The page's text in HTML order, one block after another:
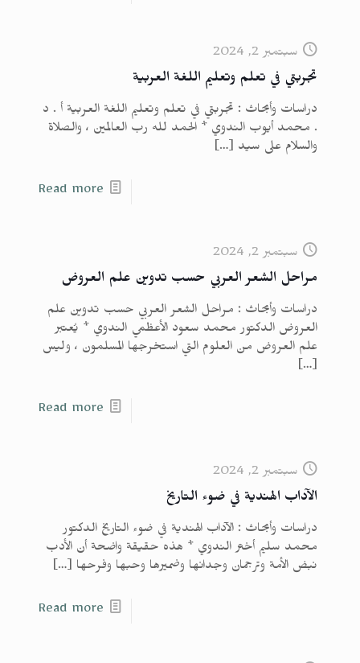
سبتمبر 2, 2024
تجربتي في تعلم وتعليم اللغة العربية
دراسات وأبحاث : تجربتي في تعلم وتعليم اللغة العربية أ . د
. محمد أيوب الندوي * الحمد لله رب العالمين ، والصلاة
والسلام على سيد […]
Read more
سبتمبر 2, 2024
مراحل الشعر العربي حسب تدوين علم العروض
دراسات وأبحاث : مراحل الشعر العربي حسب تدوين علم
العروض الدكتور محمد سعود الأعظمي الندوي * يُعتبر
علم العروض من العلوم التي استخرجها المسلمون ، وليس
[…]
Read more
سبتمبر 2, 2024
الآداب الهندية في ضوء التاريخ
دراسات وأبحاث : الآداب الهندية في ضوء التاريخ الدكتور
محمد سليم أختر الندوي * هذه حقيقة واضحة أن الأدب
نبض الأمة وترجمان وجدانها وضميرها وحبها وفرحها […]
Read more